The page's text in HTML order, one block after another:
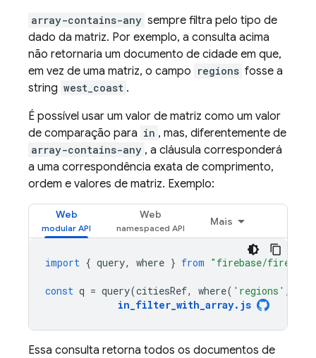
array-contains-any sempre filtra pelo tipo de
dado da matriz. Por exemplo, a consulta acima
não retornaria um documento de cidade em que,
em vez de uma matriz, o campo regions fosse a
string west_coast .
É possível usar um valor de matriz como um valor
de comparação para in , mas, diferentemente de
array-contains-any , a cláusula corresponderá
a uma correspondência exata de comprimento,
ordem e valores de matriz. Exemplo:
Web Web
Mais
import { query, where } from "firebase/
const q = query(citiesRef, where( 'regions' ,
in_filter_with_array. js
Essa consulta retorna todos os documentos de